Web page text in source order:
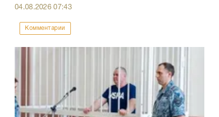
04.08.202607:43
Комментарии